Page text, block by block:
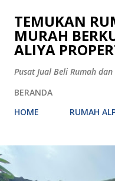
TEMUKAN
MURAH
ALIYA
Pusat Jual Beli Rumah
BERANDA
HOME
RUMAH